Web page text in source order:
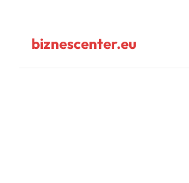
biznescenter.eu